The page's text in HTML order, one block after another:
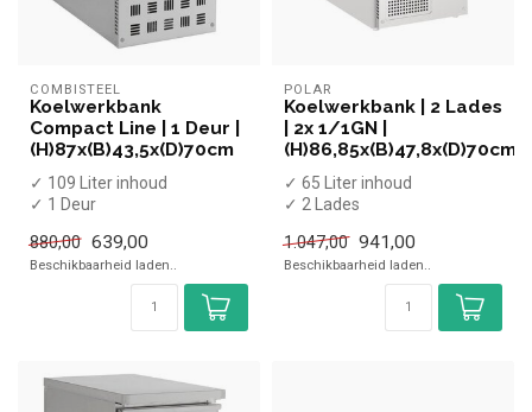
COMBISTEEL
Koelwerkbank
Compact Line | 1 Deur |
(H)87x(B)43,5x(D)70cm
✓ 109 Liter inhoud
✓ 1 Deur
✓ Statisch
✓ Breedte 43,5 cm,...
880,00 639,00
Beschikbaarheid laden..
POLAR
Koelwerkbank | 2 Lades
| 2x 1/1GN |
(H)86,85x(B)47,8x(D)70cm
✓ 65 Liter inhoud
✓ 2 Lades
✓ Geventileerd
✓ Breedte 47,8...
1.047,00 941,00
Beschikbaarheid laden..